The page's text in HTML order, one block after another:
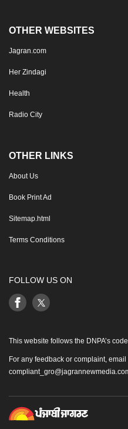
OTHER WEBSITES
Jagran.com
Her Zindagi
Health
Radio City
OTHER LINKS
About Us
Book Print Ad
Sitemap.html
Terms Conditions
FOLLOW US ON
This website follows the DNPA’s
For any feedback or complaint, email